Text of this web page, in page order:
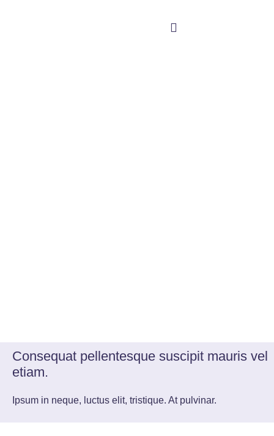
Consequat pellentesque suscipit mauris vel
etiam.
Ipsum in neque, luctus elit, tristique. At pulvinar.